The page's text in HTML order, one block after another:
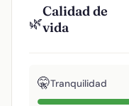
🌿
Calidad de
vida
🤫Tranquilidad